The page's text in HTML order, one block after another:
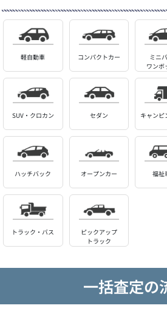
軽自動車 コンパクトカー
ミニ
ワンボ
SUV・クロカン セダン キャンピ
ハッチバック オープンカー 福祉
トラック・バス
ピックアップ
トラック
一括査定の